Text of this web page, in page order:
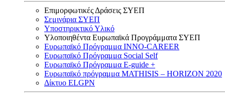
Επιμορφωτικές Δράσεις ΣΥΕΠ
Σεμινάρια ΣΥΕΠ
Υποστηρικτικό Υλικό
Υλοποιηθέντα Ευρωπαϊκά Προγράμματα ΣΥΕΠ
Ευρωπαϊκό Πρόγραμμα INNO-CAREER
Ευρωπαϊκό Πρόγραμμα Social Self
Ευρωπαϊκό Πρόγραμμα E-guide +
Ευρωπαϊκό πρόγραμμα MATHISIS – HORIZON 2020
Δίκτυο ELGPN